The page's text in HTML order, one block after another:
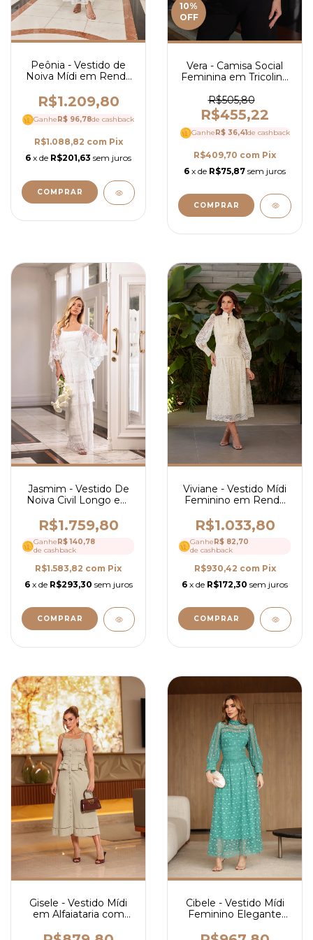
Peônia - Vestido de
Noiva Mídi em Renda
Mangas Longas - Ref
4213
R$1.209,80
Ganhe R$ 96,78de cashback
R$1.088,82 com Pix
6 x de R$201,63 sem juros
COMPRAR
10%
OFF
Vera - Camisa Social
Feminina em Tricoline
Forrados- Ref 4037
R$505,80
R$455,22
GanheR$ 36,41de cashback
R$409,70 com Pix
6 x de R$75,87 sem juros
COMPRAR
Jasmim - Vestido De
Noiva Civil Longo em
Francesa - Ref 4207
R$1.759,80
Ganhe R$ 140,78
de cashback
R$1.583,82 com Pix
6 x de R$293,30 sem juros
COMPRAR
Viviane - Vestido Mídi
Feminino em Renda
com Laço e Mangas
Longas - Ref 4257
R$1.033,80
Ganhe R$ 82,70
de cashback
R$930,42 com Pix
6 x de R$172,30 sem juros
COMPRAR
Gisele - Vestido Mídi
em Alfaiataria com
e Modelagem
Cibele - Vestido Mídi
Feminino Elegante
Manga Longa e